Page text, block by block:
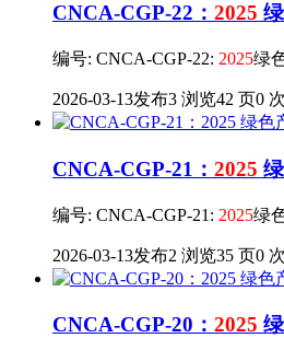
CNCA-CGP-22： 2025
编号: CNCA-CGP-22: 2025绿
2026-03-13发布3 浏览42 页0
CNCA-CGP-21： 2025
编号: CNCA-CGP-21: 2025绿
2026-03-13发布2 浏览35 页0
CNCA-CGP-20： 2025